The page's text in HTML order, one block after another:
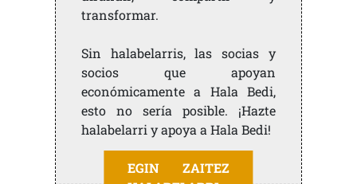
transformar.
Sin halabelarris, las socias y
socios que apoyan
económicamente a Hala Bedi,
esto no sería posible. ¡Hazte
halabelarri y apoya a Hala Bedi!
EGIN ZAITEZ